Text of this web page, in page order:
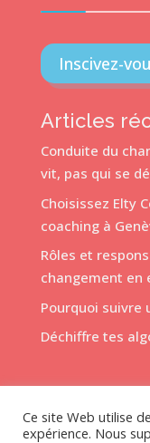
Inscivez-
Articles
Conduite du
vit, pas qui se
Choisissez Elty
coaching à
Rôles et
changement en
Pourquoi suivre
Déchiffre tes
Ce site Web utilise
expérience. Nous